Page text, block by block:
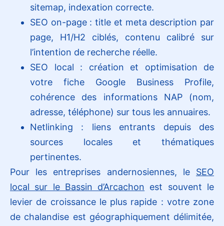
sitemap, indexation correcte.
SEO on-page : title et meta description par
page, H1/H2 ciblés, contenu calibré sur
l’intention de recherche réelle.
SEO local : création et optimisation de
votre fiche Google Business Profile,
cohérence des informations NAP (nom,
adresse, téléphone) sur tous les annuaires.
Netlinking : liens entrants depuis des
sources locales et thématiques
pertinentes.
Pour les entreprises andernosiennes, le SEO
local sur le Bassin d’Arcachon est souvent le
levier de croissance le plus rapide : votre zone
de chalandise est géographiquement délimitée,